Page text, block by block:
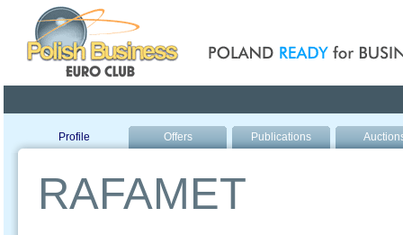
Profile Offers Publications
RAFAMET